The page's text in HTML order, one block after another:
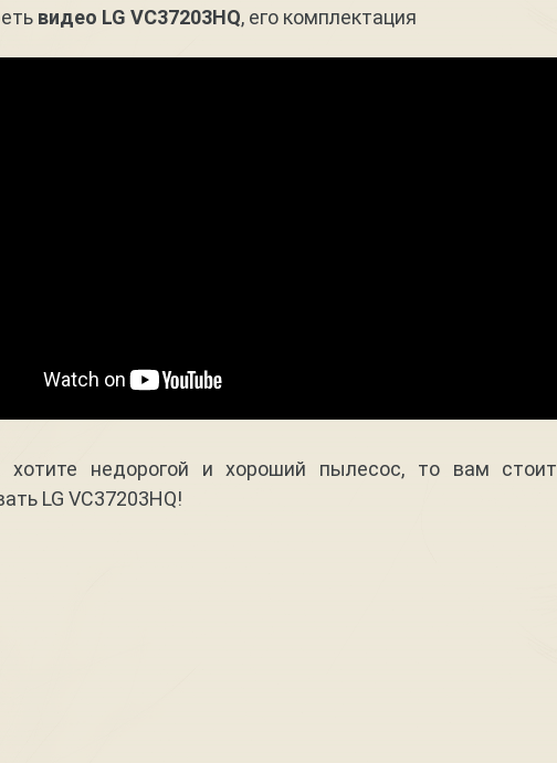
видео LG VC37203HQ, его комплектация
хотите недорогой и хороший пылесос, то вам стоит
LG VC37203HQ!